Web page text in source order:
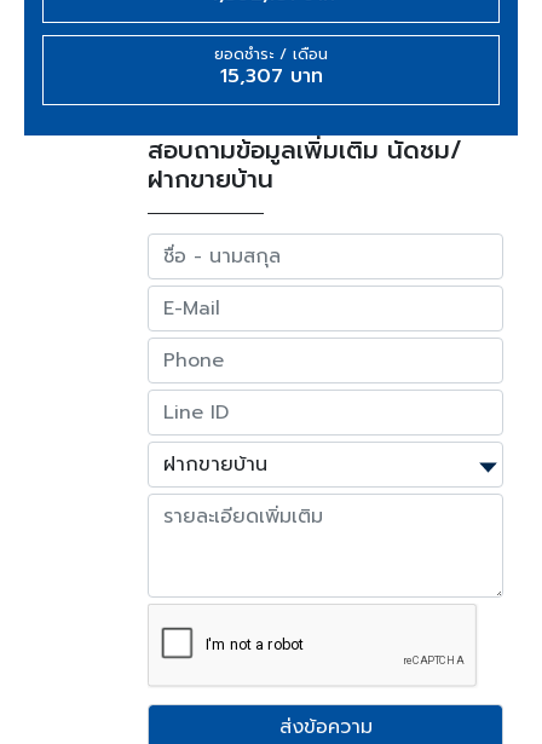
ยอดชำระ / เดือน
15,307 บาท
สอบถามข้อมูลเพิ่มเติม นัดชม/
ฝากขายบ้าน
ส่งข้อความ